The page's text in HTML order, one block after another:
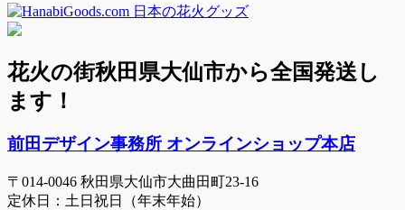
花火の街秋田県大仙市から全国発送し
ます！
前田デザイン事務所 オンラインショップ本店
〒014-0046 秋田県大仙市大曲田町23-16
定休日：土日祝日（年末年始）